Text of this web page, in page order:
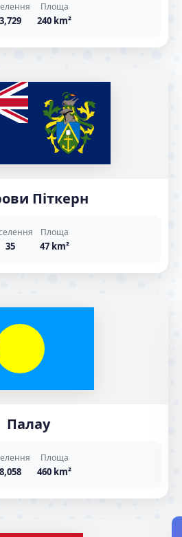
Площа
240 km²
Піткерн
35
Площа
47 km²
Палау
Площа
460 km²